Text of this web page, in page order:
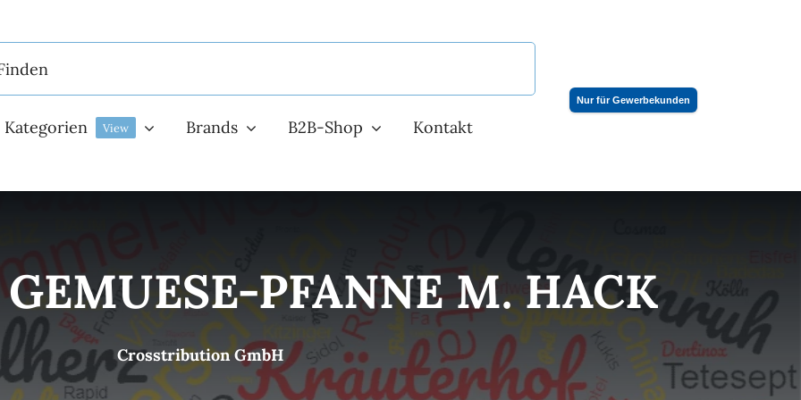
Kategorien View Brands B2B-Shop Kontakt
Nur für Gewerbekunden
PFANNE M. HACK
Crosstribution GmbH